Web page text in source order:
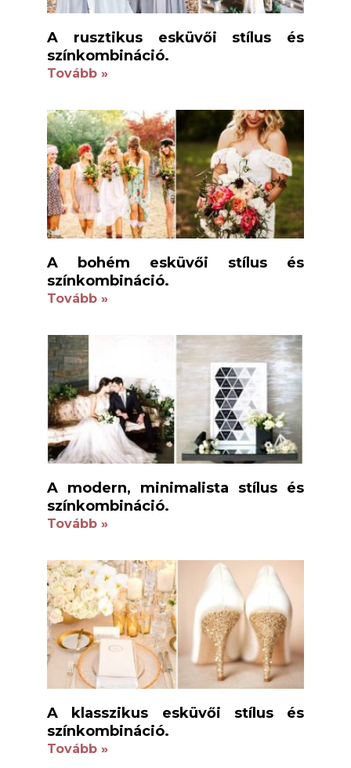
A rusztikus esküvői stílus és
színkombináció.
Tovább »
A bohém esküvői stílus és
színkombináció.
Tovább »
A modern, minimalista stílus és
színkombináció.
Tovább »
A klasszikus esküvői stílus és
színkombináció.
Tovább »